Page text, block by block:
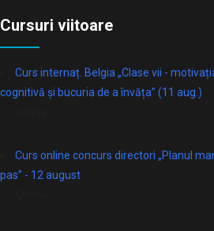
Cursuri viitoare
Curs internaț. Belgia „Clase vii -
cognitivă și bucuria de a învăța” (11 aug.)
Curs online concurs directori „Planul
pas” - 12 august